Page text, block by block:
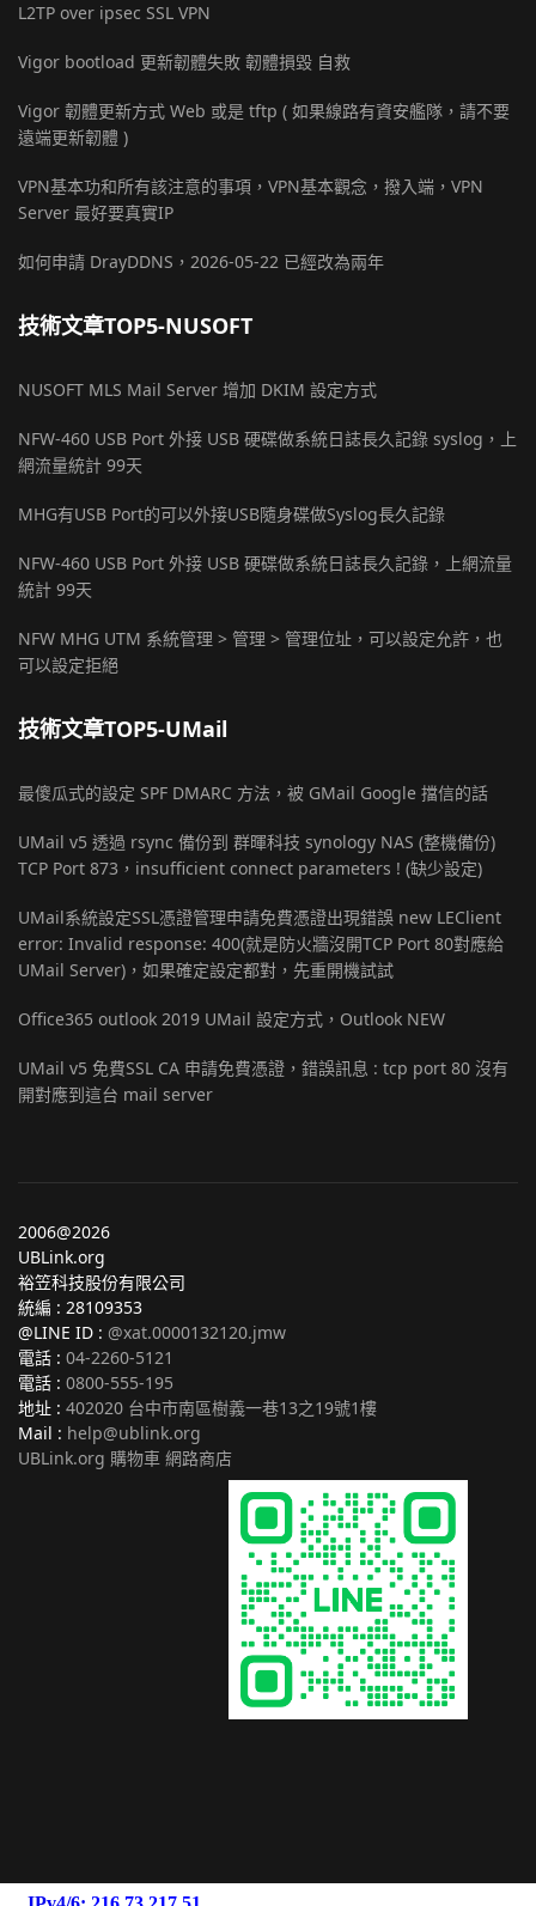
L2TP over ipsec SSL VPN
Vigor bootload 更新韌體失敗 韌體損毀 自救
Vigor 韌體更新方式 Web 或是 tftp ( 如果線路有資安艦隊，請不要
遠端更新韌體 )
VPN基本功和所有該注意的事項，VPN基本觀念，撥入端，VPN
Server 最好要真實IP
如何申請 DrayDDNS，2026-05-22 已經改為兩年
技術文章TOP5-NUSOFT
NUSOFT MLS Mail Server 增加 DKIM 設定方式
NFW-460 USB Port 外接 USB 硬碟做系統日誌長久記錄 syslog，上
網流量統計 99天
MHG有USB Port的可以外接USB隨身碟做Syslog長久記錄
NFW-460 USB Port 外接 USB 硬碟做系統日誌長久記錄，上網流量
統計 99天
NFW MHG UTM 系統管理 > 管理 > 管理位址，可以設定允許，也
可以設定拒絕
技術文章TOP5-UMail
最傻瓜式的設定 SPF DMARC 方法，被 GMail Google 擋信的話
UMail v5 透過 rsync 備份到 群暉科技 synology NAS (整機備份)
TCP Port 873，insufficient connect parameters ! (缺少設定)
UMail系統設定SSL憑證管理申請免費憑證出現錯誤 new LEClient
error: Invalid response: 400(就是防火牆沒開TCP Port 80對應給
UMail Server)，如果確定設定都對，先重開機試試
Office365 outlook 2019 UMail 設定方式，Outlook NEW
UMail v5 免費SSL CA 申請免費憑證，錯誤訊息 : tcp port 80 沒有
開對應到這台 mail server
2006@2026
UBLink.org
裕笠科技股份有限公司
統編 : 28109353
@LINE ID : @xat.0000132120.jmw
電話 : 04-2260-5121
電話 : 0800-555-195
地址 : 402020 台中市南區樹義一巷13之19號1樓
Mail : help@ublink.org
UBLink.org 購物車 網路商店